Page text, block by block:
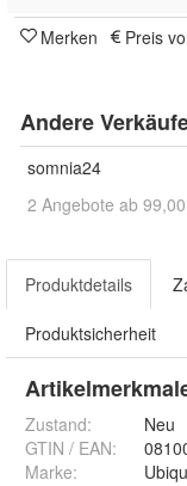
Merken Preis
Andere
somnia24
2 Angebote ab
Produktdetails
Produktsicherheit
Zustand:
Neu
GTIN / EAN:
Marke: